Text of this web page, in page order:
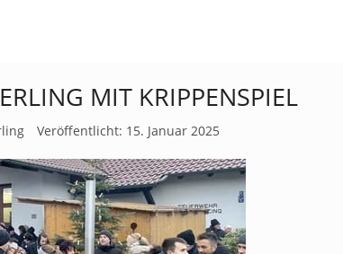
MIT KRIPPENSPIEL
Veröffentlicht: 15. Januar 2025